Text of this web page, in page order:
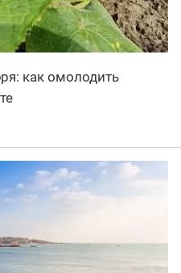
как омолодить